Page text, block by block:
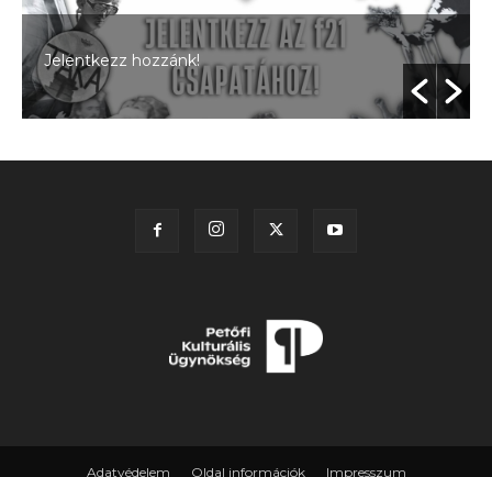
Jelentkezz hozzánk!
Adatvédelem Oldal információk Impresszum